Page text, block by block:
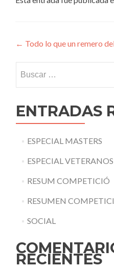
Navegación
de
entradas
← Todo lo que un remero
ENTRADAS
ESPECIAL MASTERS
ESPECIAL VETERANOS
RESUM COMPETICIÓ
RESUMEN
SOCIAL
RECIENTES